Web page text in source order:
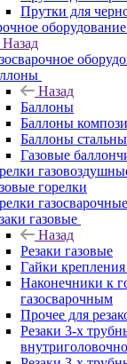
Прутки для
оборудование
Назад
Назад
Баллоны
Баллоны
Баллоны
Газовые
горелки
газосварочные
газовые
Назад
Резаки газовые
Гайки
Наконечники к
газосварочным
Прочее для
Резаки 3-х